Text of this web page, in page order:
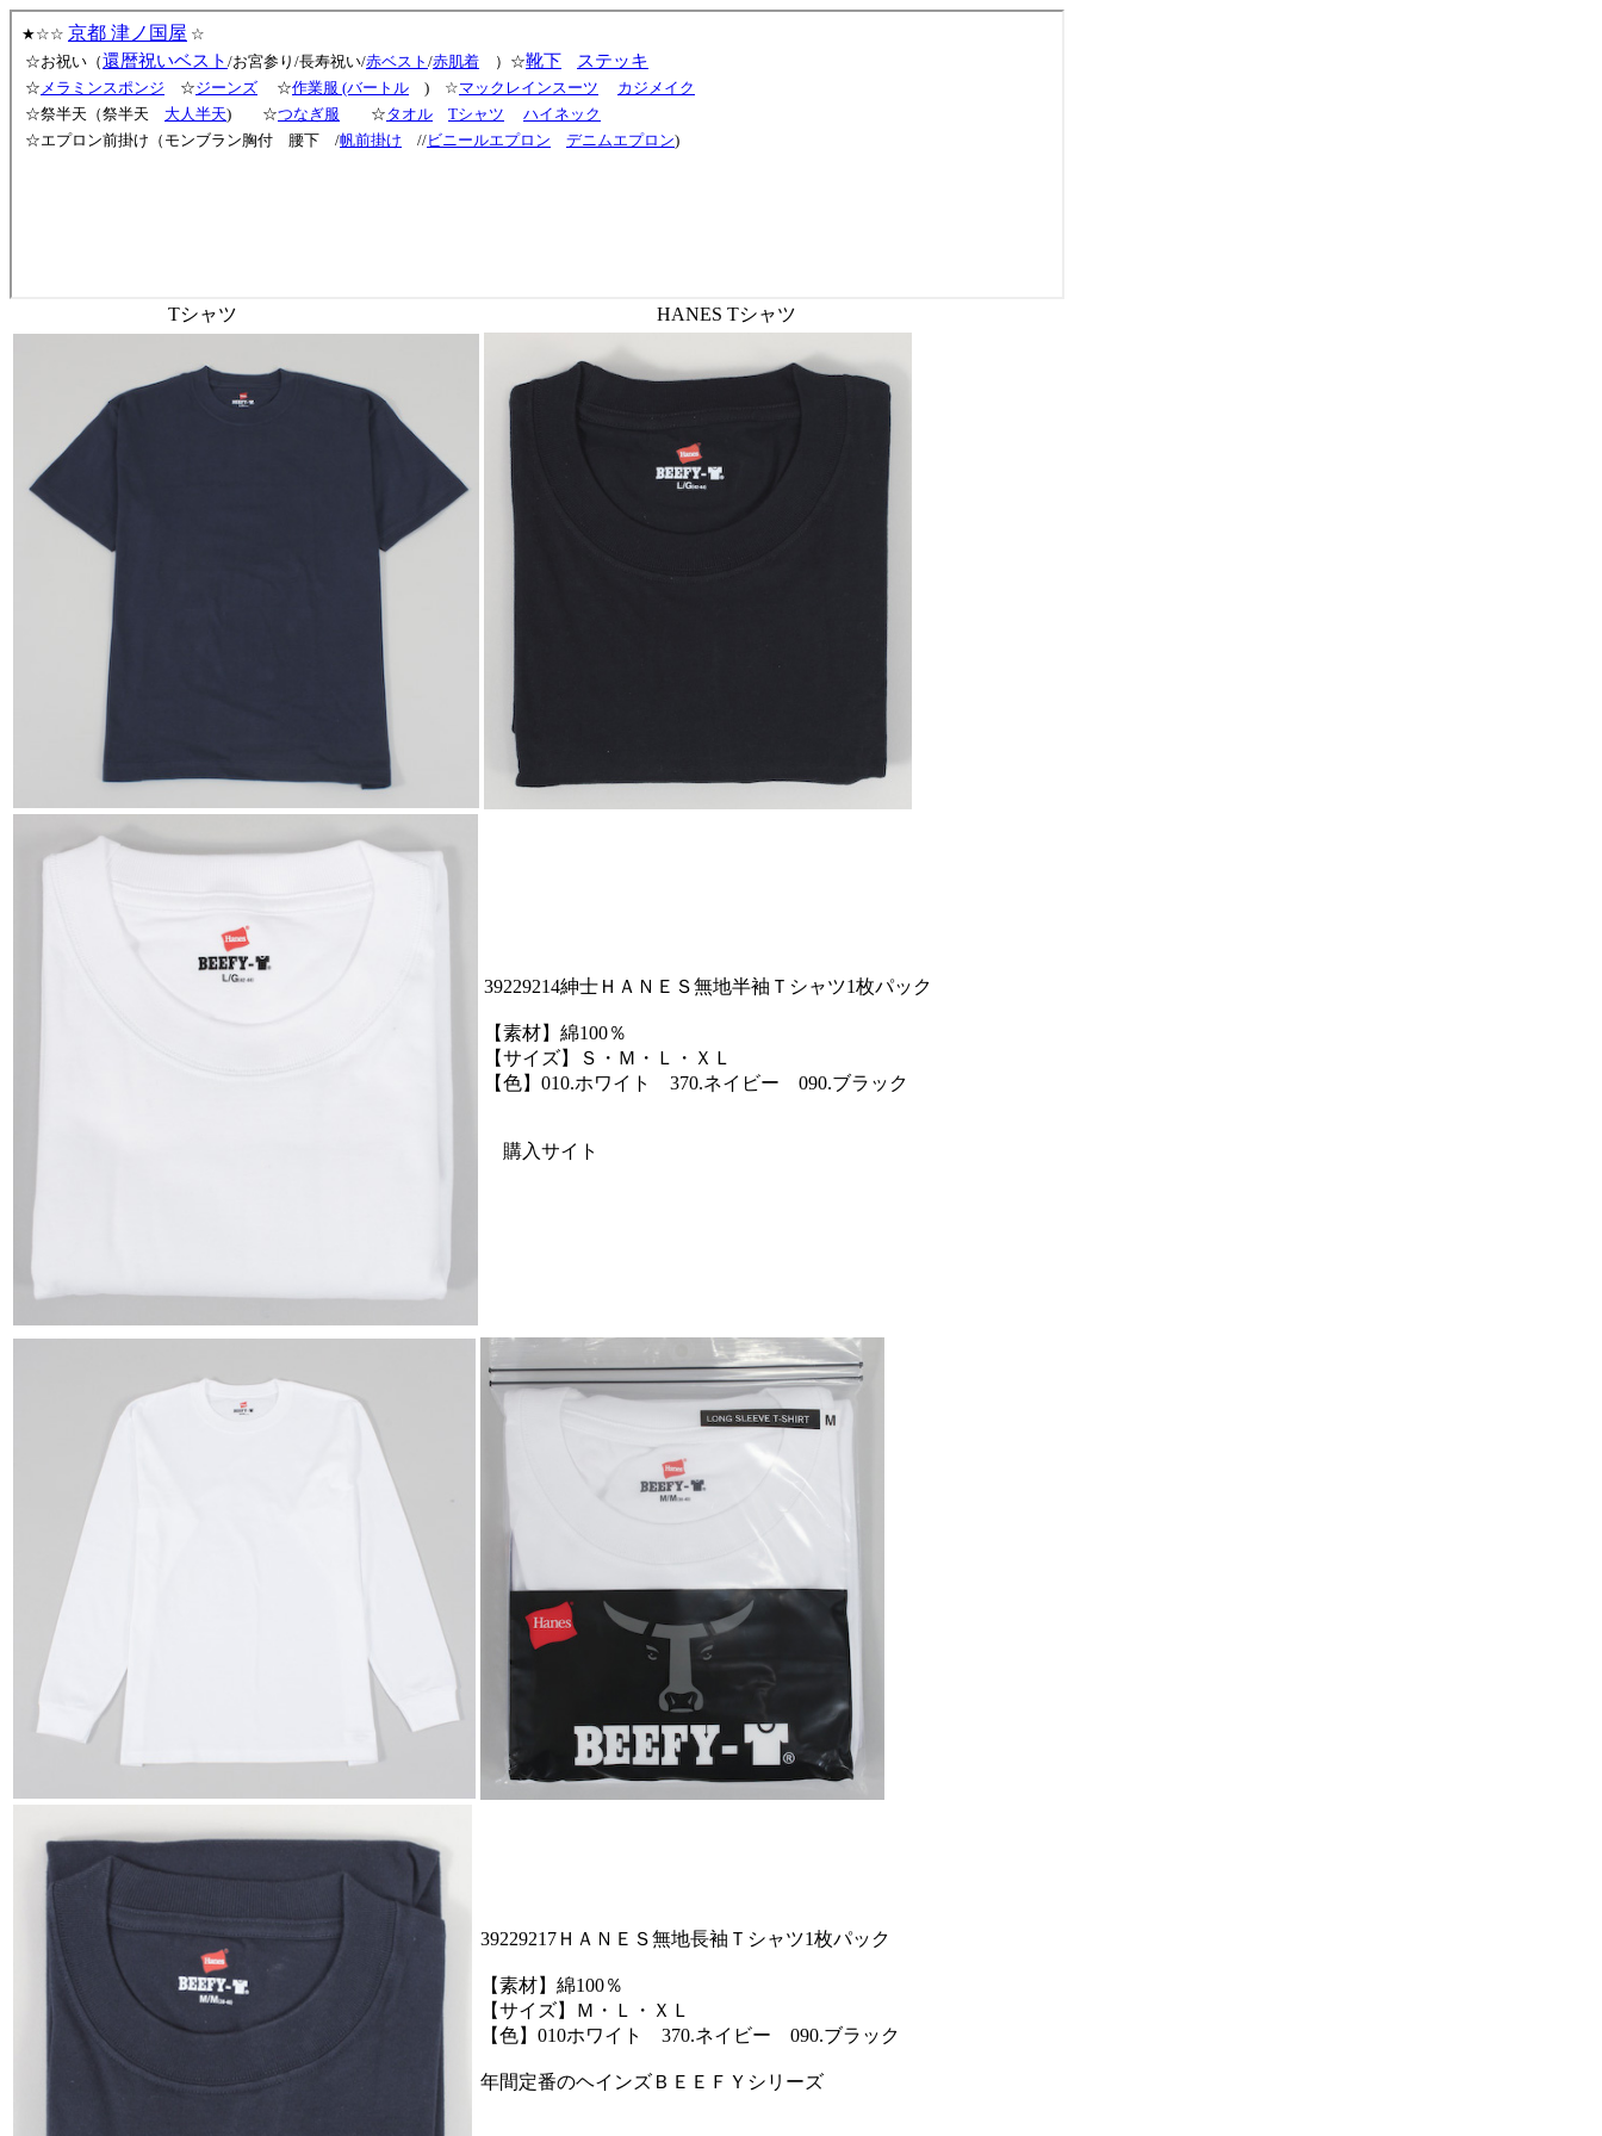
Tシャツ HANES Tシャツ
39229214紳士ＨＡＮＥＳ無地半袖Ｔシャツ1枚パック
【素材】綿100％
【サイズ】Ｓ・Ｍ・Ｌ・ＸＬ
【色】010.ホワイト 370.ネイビー 090.ブラック
購入サイト
39229217ＨＡＮＥＳ無地長袖Ｔシャツ1枚パック
【素材】綿100％
【サイズ】Ｍ・Ｌ・ＸＬ
【色】010ホワイト 370.ネイビー 090.ブラック
年間定番のヘインズＢＥＥＦＹシリーズ